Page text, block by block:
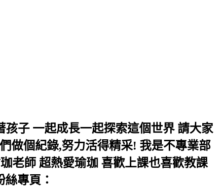
子 一起成長一起探索這個世界 請大家
做個紀錄,努力活得精采! 我是不專業部
老師 超熱愛瑜珈 喜歡上課也喜歡教課
專頁：